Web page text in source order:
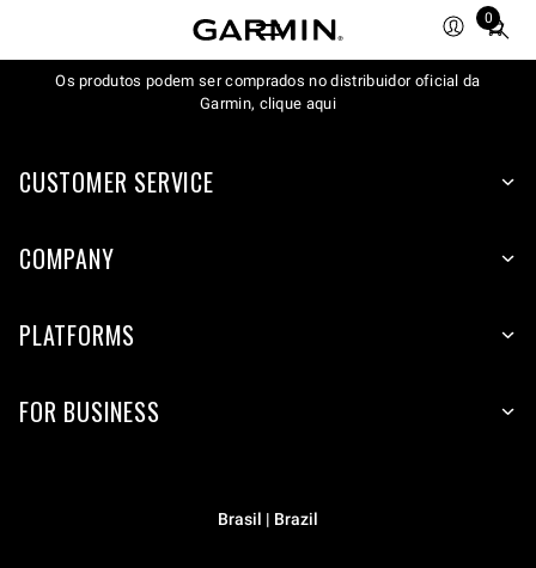
0
Total
in
Os produtos podem ser comprados no distribuidor oficial da
Garmin, clique aqui
CUSTOMER SERVICE
COMPANY
PLATFORMS
FOR BUSINESS
Brasil | Brazil